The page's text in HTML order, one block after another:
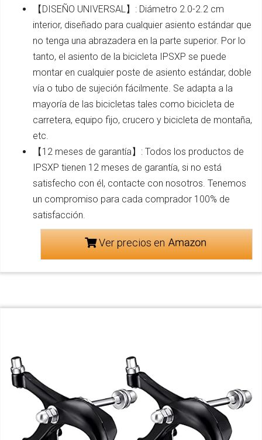
【DISEÑO UNIVERSAL】: Diámetro 2.0-2.2 cm
interior, diseñado para cualquier asiento estándar que
no tenga una abrazadera en la parte superior. Por lo
tanto, el asiento de la bicicleta IPSXP se puede
montar en cualquier poste de asiento estándar, doble
vía o tubo de sujeción fácilmente. Se adapta a la
mayoría de las bicicletas tales como bicicleta de
carretera, equipo fijo, crucero y bicicleta de montaña,
etc.
【12 meses de garantía】: Todos los productos de
IPSXP tienen 12 meses de garantía, si no está
satisfecho con él, contacte con nosotros. Tenemos
un compromiso para cada comprador 100% de
satisfacción.
Ver precios en